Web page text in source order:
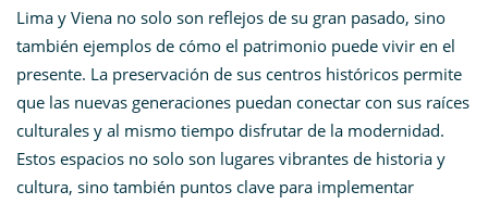
Lima y Viena no solo son reflejos de su gran pasado, sino
también ejemplos de cómo el patrimonio puede vivir en el
presente. La preservación de sus centros históricos permite
que las nuevas generaciones puedan conectar con sus raíces
culturales y al mismo tiempo disfrutar de la modernidad.
Estos espacios no solo son lugares vibrantes de historia y
cultura, sino también puntos clave para implementar